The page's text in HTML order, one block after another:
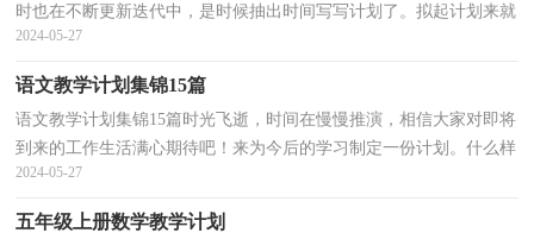
时也在不断更新迭代中，是时候抽出时间写写计划了。拟起计划来就
毫无头绪？下面是小编帮大家整理的语文教学计划，欢迎...
2024-05-27
语文教学计划集锦15篇
语文教学计划集锦15篇时光飞逝，时间在慢慢推演，相信大家对即将
到来的工作生活满心期待吧！来为今后的学习制定一份计划。什么样
的计划才是有效的呢？下面是小编精心整理的语文教学...
2024-05-27
五年级上册数学教学计划